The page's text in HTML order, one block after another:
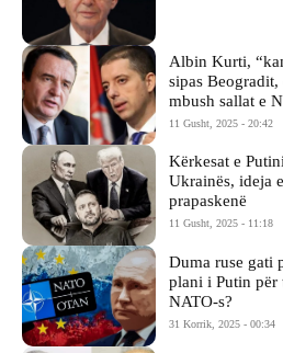
Albin Kurti,
sipas
mbush sallat e
11 Gusht, 2025 - 20:42
Kërkesat e
Ukrainës, ideja
prapaskenë
11 Gusht, 2025 - 11:18
Duma ruse gati
plani i Putin për
NATO-s?
31 Korrik, 2025 - 00:34